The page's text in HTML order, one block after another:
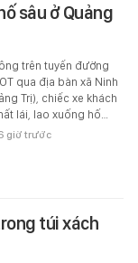
sâu ở Quảng
trên tuyến đường
qua địa bàn xã Ninh
Trị), chiếc xe khách
lái, lao xuống hố…
giờ trước
túi xách